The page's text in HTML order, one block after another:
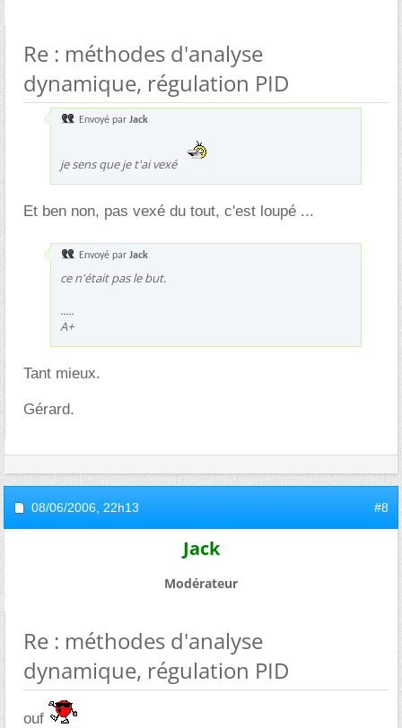
Re : méthodes d'analyse
dynamique, régulation PID
Envoyé par Jack
je sens que je t'ai vexé
Et ben non, pas vexé du tout, c'est loupé ...
Envoyé par Jack
ce n'était pas le but.
.....
A+
Tant mieux.
Gérard.
08/06/2006, 22h13 #8
Jack
Modérateur
Re : méthodes d'analyse
dynamique, régulation PID
ouf